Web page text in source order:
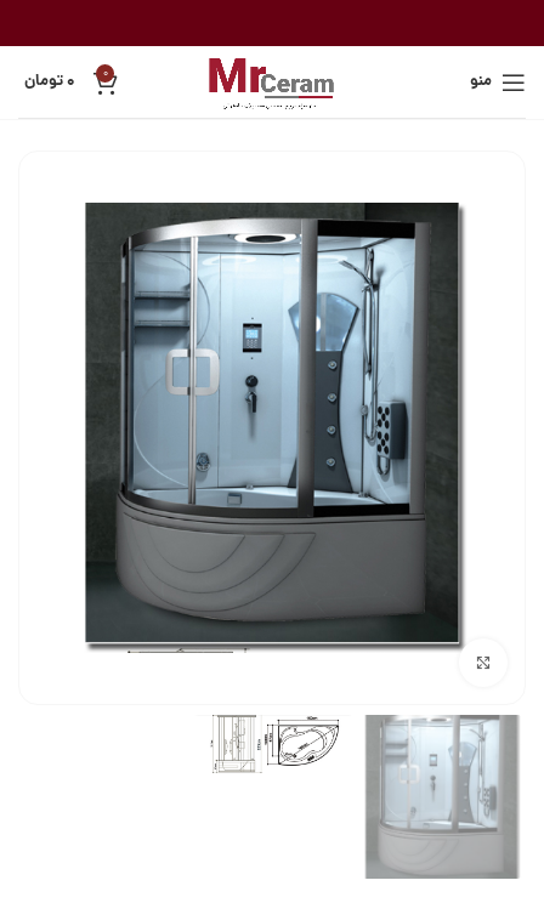
منو 0 ۰تومان